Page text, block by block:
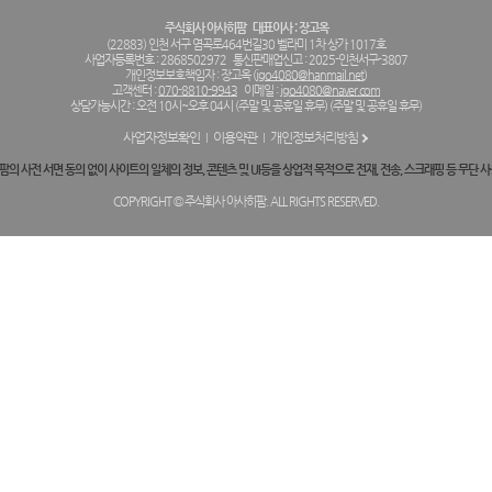
주식회사 아사히팜 대표이사 : 장고옥
(22883) 인천 서구 염곡로464번길30 벨라미 1차 상가 1017호
사업자등록번호 : 2868502972 통신판매업신고 : 2025-인천서구-3807
개인정보보호책임자 : 장고옥 (jgo4080@hanmail.net)
고객센터 :070-8810-9943 이메일 : jgo4080@naver.com
상담가능시간 : 오전 10시~오후 04시 (주말 및 공휴일 휴무) (주말 및 공휴일 휴무)
사업자정보확인 이용약관 개인정보처리방침
의 사전 서면 동의 없이 사이트의 일체의 정보, 콘텐츠 및 UI등을 상업적 목적으로 전재, 전송, 스크래핑 등 무단
COPYRIGHT © 주식회사 아사히팜. ALL RIGHTS RESERVED.